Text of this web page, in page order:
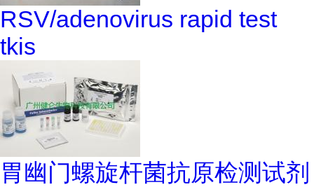
RSV/adenovirus rapid test
tkis
胃幽门螺旋杆菌抗原检测试剂